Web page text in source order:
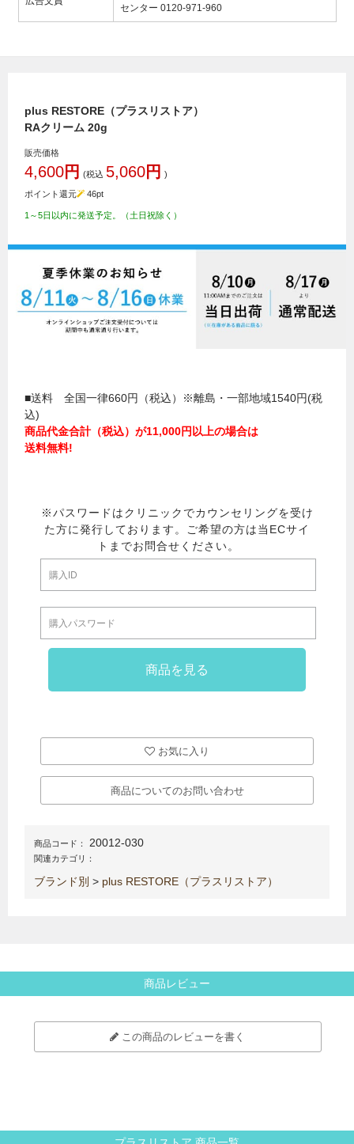
センター 0120-971-960
plus RESTORE（プラスリストア）
RAクリーム 20g
販売価格
4,600円 (税込 5,060円 )
ポイント還元 46pt
1～5日以内に発送予定。（土日祝除く）
■送料 全国一律660円（税込）※離島・一部地域1540円(税
込)
商品代金合計（税込）が11,000円以上の場合は
送料無料!
お気に入り
商品についてのお問い合わせ
商品コード： 20012-030
関連カテゴリ：
ブランド別 > plus RESTORE（プラスリストア）
商品レビュー
この商品のレビューを書く